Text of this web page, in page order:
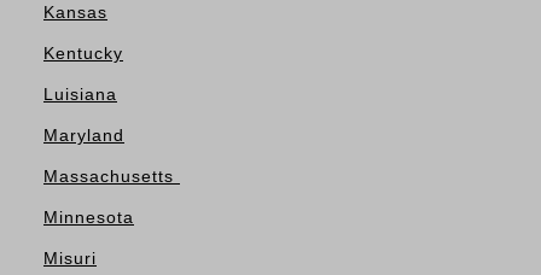
Kansas
Kentucky
Luisiana
Maryland
Massachusetts
Minnesota
Misuri